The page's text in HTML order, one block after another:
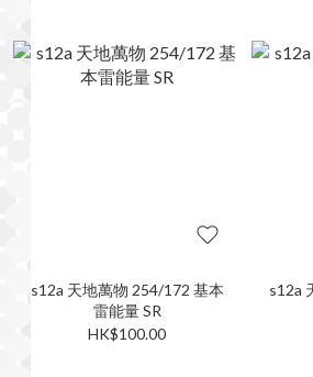
s12a 天地萬物 254/172 基本
雷能量 SR
HK$100.00
s12a